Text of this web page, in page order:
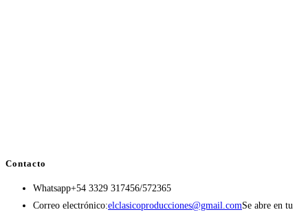
Contacto
Whatsapp+54 3329 317456/572365
Correo electrónico:elclasicoproducciones@gmail.comSe abre en tu